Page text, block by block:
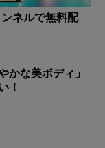
ネルで無料配
かな美ボディ」
！